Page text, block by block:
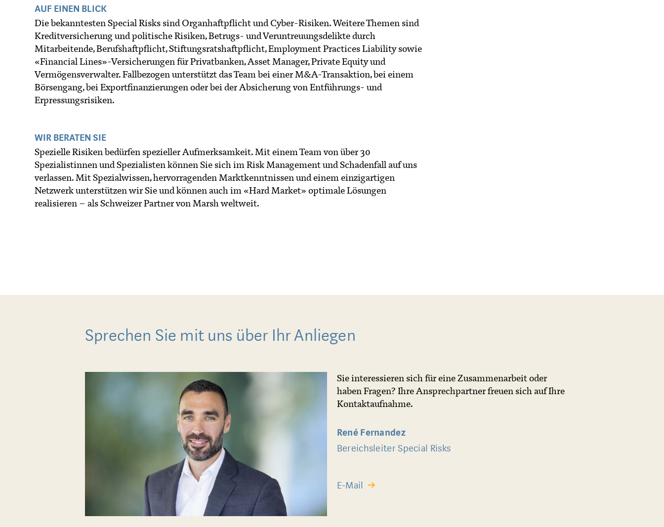
AUF EINEN BLICK
Die bekanntesten Special Risks sind Organhaftpflicht und Cyber-Risiken. Weitere Themen sind
Kreditversicherung und politische Risiken, Betrugs- und Veruntreuungsdelikte durch
Mitarbeitende, Berufshaftpflicht, Stiftungsratshaftpflicht, Employment Practices Liability sowie
«Financial Lines»-Versicherungen für Privatbanken, Asset Manager, Private Equity und
Vermögensverwalter. Fallbezogen unterstützt das Team bei einer M&A-Transaktion, bei einem
Börsengang, bei Exportfinanzierungen oder bei der Absicherung von Entführungs- und
Erpressungsrisiken.
WIR BERATEN SIE
Spezielle Risiken bedürfen spezieller Aufmerksamkeit. Mit einem Team von über 30
Spezialistinnen und Spezialisten können Sie sich im Risk Management und Schadenfall auf uns
verlassen. Mit Spezialwissen, hervorragenden Marktkenntnissen und einem einzigartigen
Netzwerk unterstützen wir Sie und können auch im «Hard Market» optimale Lösungen
realisieren – als Schweizer Partner von Marsh weltweit.
Sprechen Sie mit uns über Ihr Anliegen
Sie interessieren sich für eine Zusammenarbeit oder
haben Fragen? Ihre Ansprechpartner freuen sich auf Ihre
Kontaktaufnahme.
René Fernandez
Bereichsleiter Special Risks
E-Mail